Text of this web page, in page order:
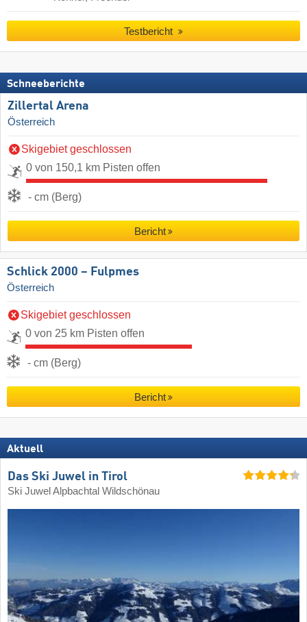
Testbericht
Schneeberichte
Zillertal Arena
Österreich
Skigebiet geschlossen
0 von 150,1 km Pisten offen
- cm (Berg)
Bericht
Schlick 2000 – Fulpmes
Österreich
Skigebiet geschlossen
0 von 25 km Pisten offen
- cm (Berg)
Bericht
Aktuell
Das Ski Juwel in Tirol
Ski Juwel Alpbachtal Wildschönau